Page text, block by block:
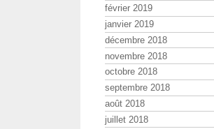
février 2019
janvier 2019
décembre 2018
novembre 2018
octobre 2018
septembre 2018
août 2018
juillet 2018